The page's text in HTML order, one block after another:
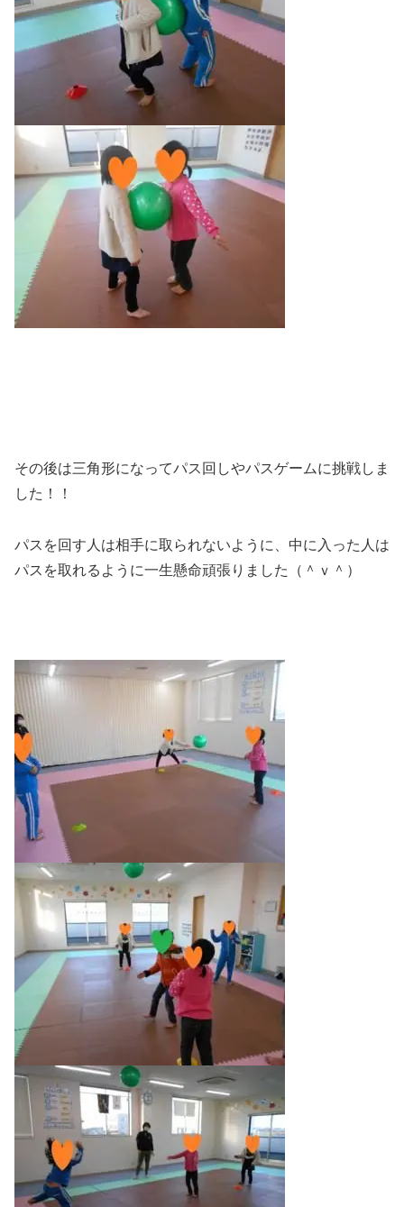
その後は三角形になってパス回しやパスゲームに挑戦しま
した！！
パスを回す人は相手に取られないように、中に入った人は
パスを取れるように一生懸命頑張りました（＾ｖ＾）